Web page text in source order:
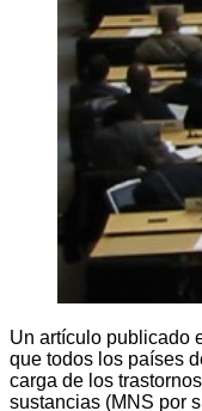
Un artículo publicado
que todos los países
carga de los
sustancias (MNS por